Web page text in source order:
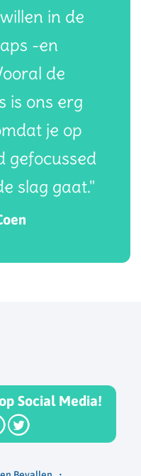
in de
-en
de
is ons erg
je op
gefocussed
slag gaat."
Social Media!